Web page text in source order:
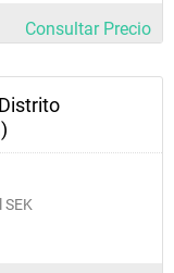
Consultar Precio